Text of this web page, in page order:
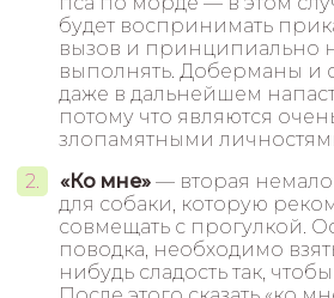
будет воспринимать
вызов и принципиально
выполнять. Доберманы и
даже в дальнейшем
потому что являются
злопамятными
«Ко мне»— вторая
для собаки, которую
совмещать с прогулкой.
поводка, необходимо
нибудь сладость так,